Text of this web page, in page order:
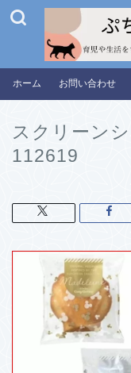
ホーム お問い合わせ
スクリーン
112619